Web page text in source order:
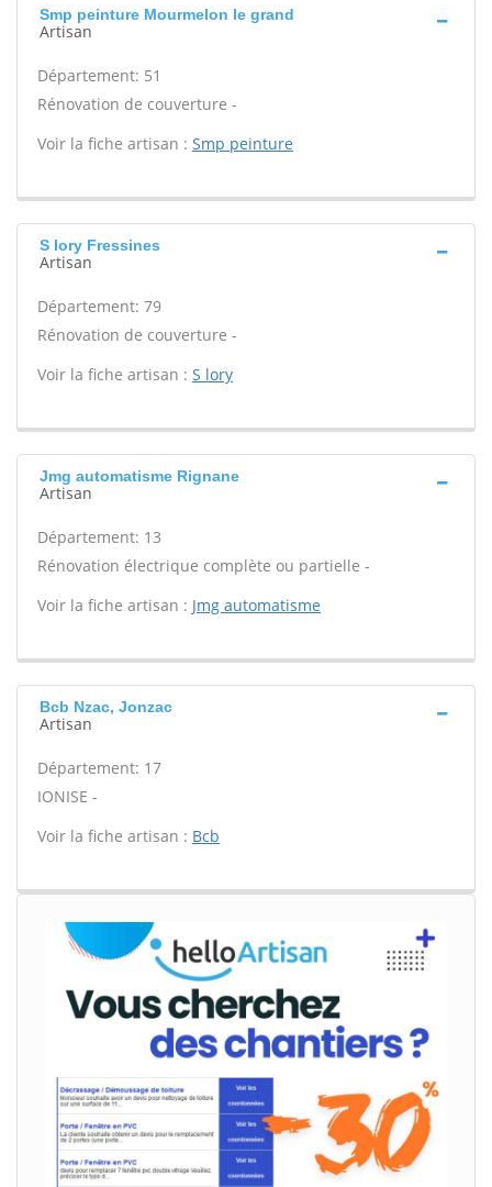
Smp peinture Mourmelon le grand
Artisan
Département: 51
Rénovation de couverture -
Voir la fiche artisan : Smp peinture
S lory Fressines
Artisan
Département: 79
Rénovation de couverture -
Voir la fiche artisan : S lory
Jmg automatisme Rignane
Artisan
Département: 13
Rénovation électrique complète ou partielle -
Voir la fiche artisan : Jmg automatisme
Bcb Nzac, Jonzac
Artisan
Département: 17
IONISE -
Voir la fiche artisan : Bcb